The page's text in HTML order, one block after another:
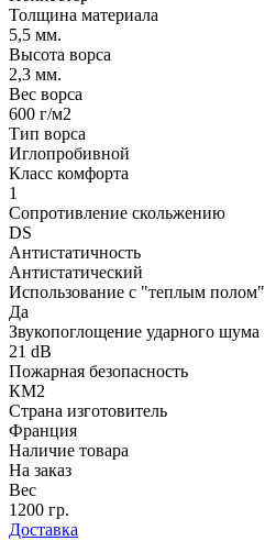
Толщина материала
5,5 мм.
Высота ворса
2,3 мм.
Вес ворса
600 г/м2
Тип ворса
Иглопробивной
Класс комфорта
1
Сопротивление скольжению
DS
Антистатичность
Антистатический
Использование с "теплым полом"
Да
Звукопоглощение ударного шума
21 dB
Пожарная безопасность
КМ2
Страна изготовитель
Франция
Наличие товара
На заказ
Вес
1200 гр.
Доставка